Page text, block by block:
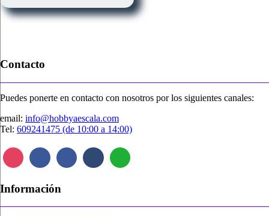
22,00€ variantes.
Las
la
página
de
producto
Contacto
Puedes ponerte en contacto con nosotros por los siguientes canales:
email: info@hobbyaescala.com
Tel: 609241475 (de 10:00 a 14:00)
Información